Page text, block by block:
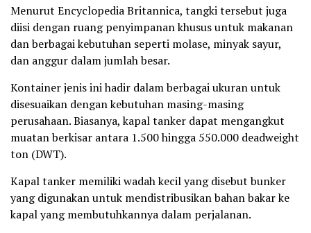
Menurut Encyclopedia Britannica, tangki tersebut juga
diisi dengan ruang penyimpanan khusus untuk makanan
dan berbagai kebutuhan seperti molase, minyak sayur,
dan anggur dalam jumlah besar.
Kontainer jenis ini hadir dalam berbagai ukuran untuk
disesuaikan dengan kebutuhan masing-masing
perusahaan. Biasanya, kapal tanker dapat mengangkut
muatan berkisar antara 1.500 hingga 550.000 deadweight
ton (DWT).
Kapal tanker memiliki wadah kecil yang disebut bunker
yang digunakan untuk mendistribusikan bahan bakar ke
kapal yang membutuhkannya dalam perjalanan.